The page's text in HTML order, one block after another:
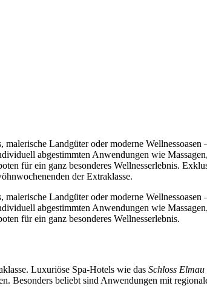
Landgüter oder moderne
abgestimmten Anwendungen wie
für ein ganz besonderes Wellnesserlebnis.
der Extraklasse.
Landgüter oder moderne
abgestimmten Anwendungen wie
für ein ganz besonderes Wellnesserlebnis.
Luxuriöse Spa-Hotels wie das Schloss Elmau
Besonders beliebt sind Anwendungen mit